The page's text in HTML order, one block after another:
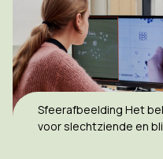
Sfeerafbeelding Het
voor slechtziende en